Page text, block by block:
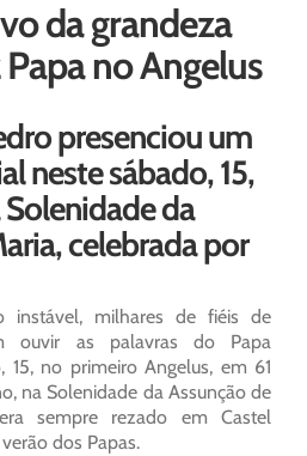
da grandeza
no Angelus
presenciou um
neste sábado, 15,
da
celebrada por
instável, milhares de fiéis de
ouvir as palavras do Papa
15, no primeiro Angelus, em 61
na Solenidade da Assunção de
sempre rezado em Castel
dos Papas.